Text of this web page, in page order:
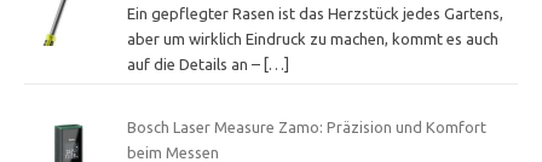
Ein gepflegter Rasen ist das Herzstück jedes Gartens,
aber um wirklich Eindruck zu machen, kommt es auch
auf die Details an – […]
Bosch Laser Measure Zamo: Präzision und Komfort
beim Messen